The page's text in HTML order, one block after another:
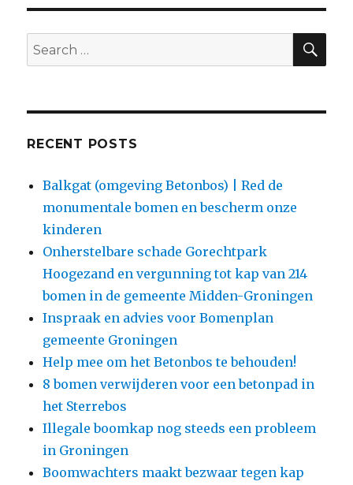
Search
for:
RECENT POSTS
Balkgat (omgeving Betonbos) | Red de
monumentale bomen en bescherm onze
kinderen
Onherstelbare schade Gorechtpark
Hoogezand en vergunning tot kap van 214
bomen in de gemeente Midden-Groningen
Inspraak en advies voor Bomenplan
gemeente Groningen
Help mee om het Betonbos te behouden!
8 bomen verwijderen voor een betonpad in
het Sterrebos
Illegale boomkap nog steeds een probleem
in Groningen
Boomwachters maakt bezwaar tegen kap